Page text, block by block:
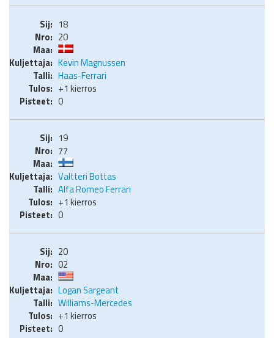
18
20
Kevin Magnussen
Haas-Ferrari
+1 kierros
0
19
77
Valtteri Bottas
Alfa Romeo Ferrari
+1 kierros
0
20
02
Logan Sargeant
Williams-Mercedes
+1 kierros
0